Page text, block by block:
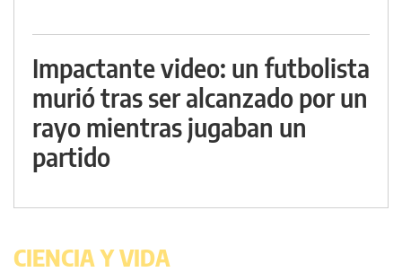
Impactante video: un futbolista
murió tras ser alcanzado por un
rayo mientras jugaban un
partido
CIENCIA Y VIDA